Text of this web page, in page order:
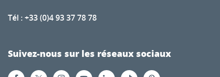
Tél : +33 (0)4 93 37 78 78
Suivez-nous sur les réseaux sociaux